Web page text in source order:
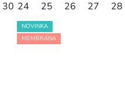
30 31 32 33 34
24 25 26 27 28
NOVINKA
MEMBRÁNA